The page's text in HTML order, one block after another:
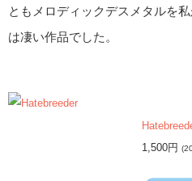
ともメロディックデスメタルを
は凄い作品でした。
1,500円